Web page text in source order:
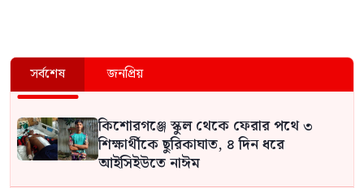
সর্বশেষ জনপ্রিয়
কিশোরগঞ্জে স্কুল থেকে ফেরার পথে ৩
শিক্ষার্থীকে ছুরিকাঘাত, ৪ দিন ধরে
আইসিইউতে নাঈম